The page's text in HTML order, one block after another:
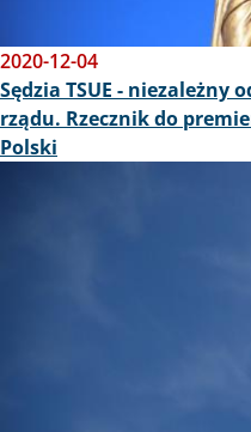
2020-12-04
Sędzia TSUE -
rządu. Rzecznik do
Polski